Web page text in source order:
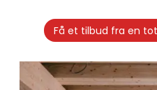
Få et tilbud fra en